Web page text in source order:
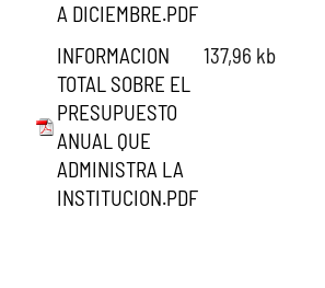
A DICIEMBRE.PDF
INFORMACION
TOTAL SOBRE EL
PRESUPUESTO
ANUAL QUE
ADMINISTRA LA
INSTITUCION.PDF
137,96 kb